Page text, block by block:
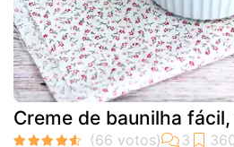
Creme de baunilha